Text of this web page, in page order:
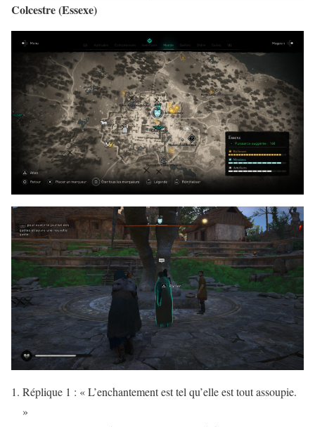
Colcestre (Essexe)
Réplique 1 : « L’enchantement est tel qu’elle est tout assoupie.
»